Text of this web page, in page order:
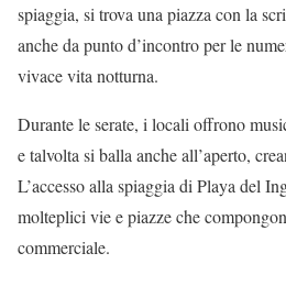
spiaggia, si trova una piazza con la
anche da punto d’incontro per le
vivace vita notturna.
Durante le serate, i locali offrono
e talvolta si balla anche all’aperto,
L’accesso alla spiaggia di Playa del
molteplici vie e piazze che
commerciale.